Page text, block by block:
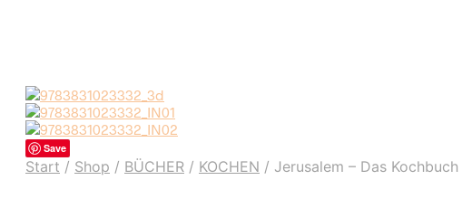
Save
Start / Shop / BÜCHER / KOCHEN / Jerusalem – Das Kochbuch